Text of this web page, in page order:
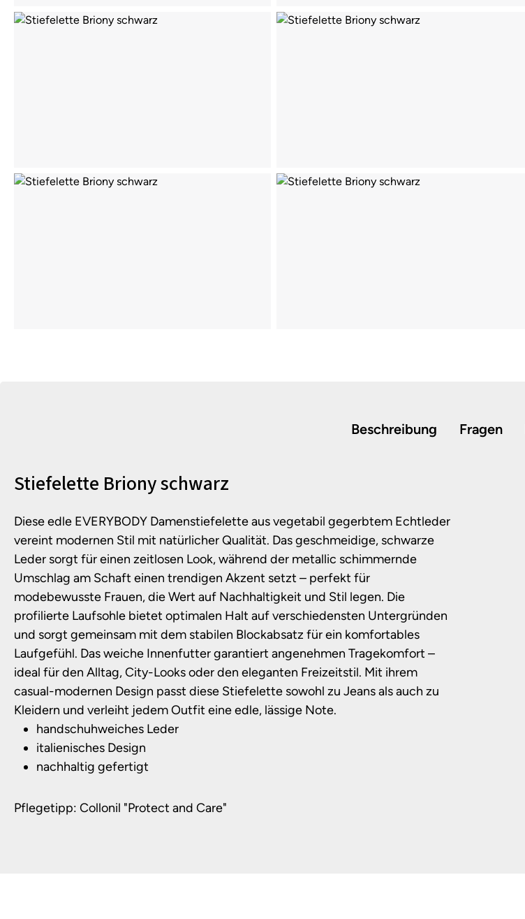
Beschreibung Fragen
Produktinformationen
Stiefelette Briony schwarz
Diese edle EVERYBODY Damenstiefelette aus vegetabil gegerbtem Echtleder
vereint modernen Stil mit natürlicher Qualität. Das geschmeidige, schwarze
Leder sorgt für einen zeitlosen Look, während der metallic schimmernde
Umschlag am Schaft einen trendigen Akzent setzt – perfekt für
modebewusste Frauen, die Wert auf Nachhaltigkeit und Stil legen. Die
profilierte Laufsohle bietet optimalen Halt auf verschiedensten Untergründen
und sorgt gemeinsam mit dem stabilen Blockabsatz für ein komfortables
Laufgefühl. Das weiche Innenfutter garantiert angenehmen Tragekomfort –
ideal für den Alltag, City-Looks oder den eleganten Freizeitstil. Mit ihrem
casual-modernen Design passt diese Stiefelette sowohl zu Jeans als auch zu
Kleidern und verleiht jedem Outfit eine edle, lässige Note.
handschuhweiches Leder
italienisches Design
nachhaltig gefertigt
Pflegetipp: Collonil "Protect and Care"